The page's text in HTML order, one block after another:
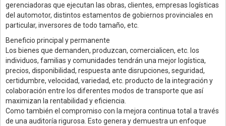
gerenciadoras que ejecutan las obras, clientes, empresas logísticas
del automotor, distintos estamentos de gobiernos provinciales en
particular, inversores de todo tamaño, etc.
Beneficio principal y permanente
Los bienes que demanden, produzcan, comercialicen, etc. los
individuos, familias y comunidades tendrán una mejor logística,
precios, disponibilidad, respuesta ante disrupciones, seguridad,
certidumbre, velocidad, variedad, etc. producto de la integración y
colaboración entre los diferentes modos de transporte que así
maximizan la rentabilidad y eficiencia.
Como también el compromiso con la mejora continua total a través
de una auditoría rigurosa. Esto genera y demuestra un enfoque